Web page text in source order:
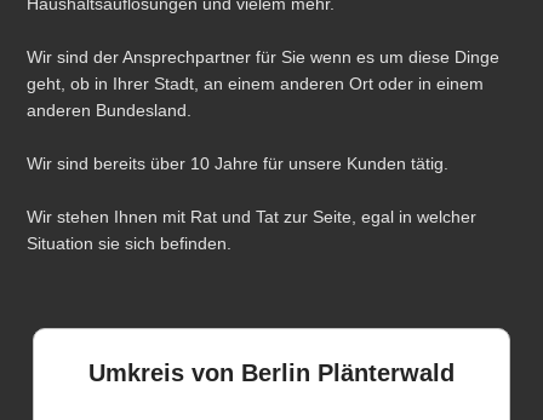
Wir sind der Ansprechpartner für Sie wenn es um diese Dinge
geht, ob in Ihrer Stadt, an einem anderen Ort oder in einem
anderen Bundesland.
Wir sind bereits über 10 Jahre für unsere Kunden tätig.
Wir stehen Ihnen mit Rat und Tat zur Seite, egal in welcher
Situation sie sich befinden.
Umkreis von Berlin Plänterwald